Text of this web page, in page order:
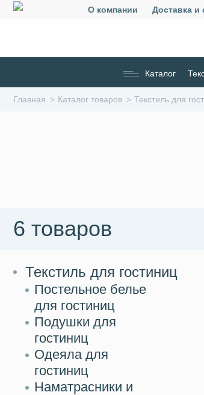
О компании Доставка и
Каталог
Главная Каталог товаров Текстиль для
6 товаров
Текстиль для гостиниц
Постельное белье
для гостиниц
Подушки для
гостиниц
Одеяла для
гостиниц
Наматрасники и